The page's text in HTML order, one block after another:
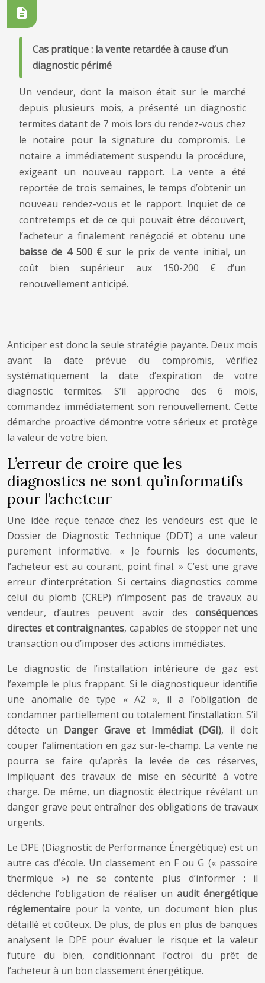
Cas pratique : la vente retardée à cause d’un
diagnostic périmé
Un vendeur, dont la maison était sur le marché
depuis plusieurs mois, a présenté un diagnostic
termites datant de 7 mois lors du rendez-vous chez
le notaire pour la signature du compromis. Le
notaire a immédiatement suspendu la procédure,
exigeant un nouveau rapport. La vente a été
reportée de trois semaines, le temps d’obtenir un
nouveau rendez-vous et le rapport. Inquiet de ce
contretemps et de ce qui pouvait être découvert,
l’acheteur a finalement renégocié et obtenu une
baisse de 4 500 € sur le prix de vente initial, un
coût bien supérieur aux 150-200 € d’un
renouvellement anticipé.
Anticiper est donc la seule stratégie payante. Deux mois
avant la date prévue du compromis, vérifiez
systématiquement la date d’expiration de votre
diagnostic termites. S’il approche des 6 mois,
commandez immédiatement son renouvellement. Cette
démarche proactive démontre votre sérieux et protège
la valeur de votre bien.
L’erreur de croire que les
diagnostics ne sont qu’informatifs
pour l’acheteur
Une idée reçue tenace chez les vendeurs est que le
Dossier de Diagnostic Technique (DDT) a une valeur
purement informative. « Je fournis les documents,
l’acheteur est au courant, point final. » C’est une grave
erreur d’interprétation. Si certains diagnostics comme
celui du plomb (CREP) n’imposent pas de travaux au
vendeur, d’autres peuvent avoir des conséquences
directes et contraignantes, capables de stopper net une
transaction ou d’imposer des actions immédiates.
Le diagnostic de l’installation intérieure de gaz est
l’exemple le plus frappant. Si le diagnostiqueur identifie
une anomalie de type « A2 », il a l’obligation de
condamner partiellement ou totalement l’installation. S’il
détecte un Danger Grave et Immédiat (DGI), il doit
couper l’alimentation en gaz sur-le-champ. La vente ne
pourra se faire qu’après la levée de ces réserves,
impliquant des travaux de mise en sécurité à votre
charge. De même, un diagnostic électrique révélant un
danger grave peut entraîner des obligations de travaux
urgents.
Le DPE (Diagnostic de Performance Énergétique) est un
autre cas d’école. Un classement en F ou G (« passoire
thermique ») ne se contente plus d’informer : il
déclenche l’obligation de réaliser unaudit énergétique
réglementaire pour la vente, un document bien plus
détaillé et coûteux. De plus, de plus en plus de banques
analysent le DPE pour évaluer le risque et la valeur
future du bien, conditionnant l’octroi du prêt de
l’acheteur à un bon classement énergétique.